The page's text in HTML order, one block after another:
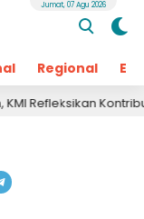
Regional
Jumat, 07 Agu 2026
Kontribusi